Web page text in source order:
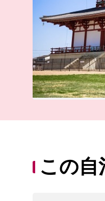
この自